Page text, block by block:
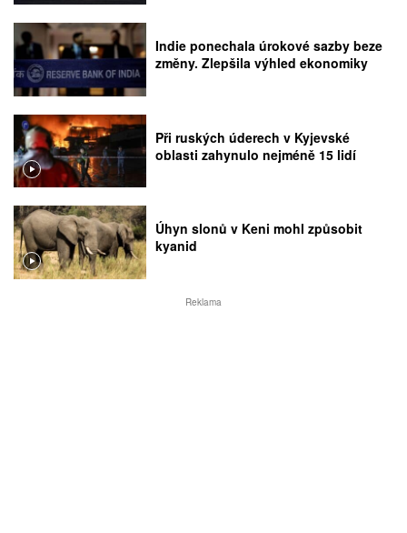
Indie ponechala úrokové sazby beze
změny. Zlepšila výhled ekonomiky
Při ruských úderech v Kyjevské
oblasti zahynulo nejméně 15 lidí
Úhyn slonů v Keni mohl způsobit
kyanid
Reklama